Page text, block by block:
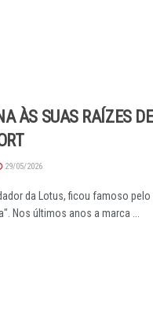
ÀS SUAS RAÍZES
29/05/2026
da Lotus, ficou famoso pelo
Nos últimos anos a marca ...